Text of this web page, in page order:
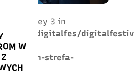
W
array key 3 in
digitalfes/
section-strefa-
433